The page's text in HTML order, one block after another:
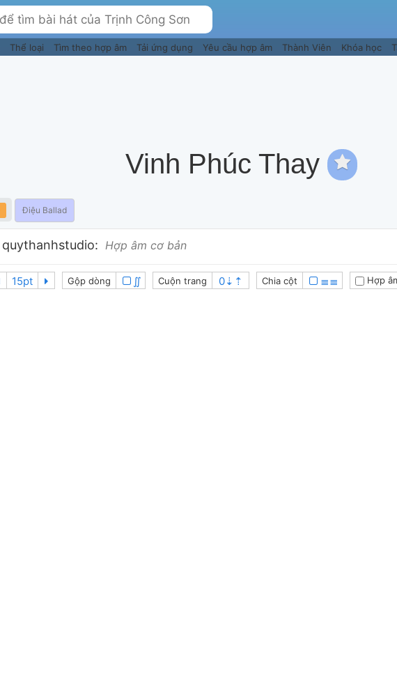
Thể loại Tìm theo hợp âm Tải ứng dụng Yêu cầu hợp âm Thành Viên Khóa học
Vinh Phúc Thay
Điệu Ballad
quythanhstudio: Hợp âm cơ bản
Gộp dòng ∬ Cuộn trang Chia cột ≣≣ Hợp